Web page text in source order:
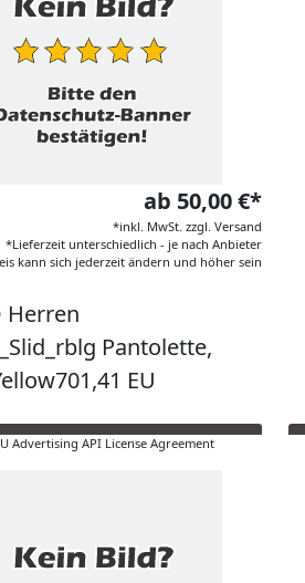
ab 50,00 €*
*inkl. MwSt. zzgl. Versand
*Lieferzeit unterschiedlich - je nach Anbieter
kann sich jederzeit ändern und höher sein
Herren
Pantolette,
EU
Advertising API License Agreement